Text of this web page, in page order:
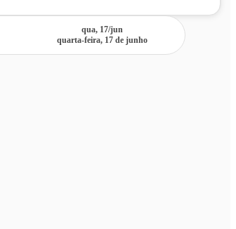
qua, 17/jun
quarta-feira, 17 de junho